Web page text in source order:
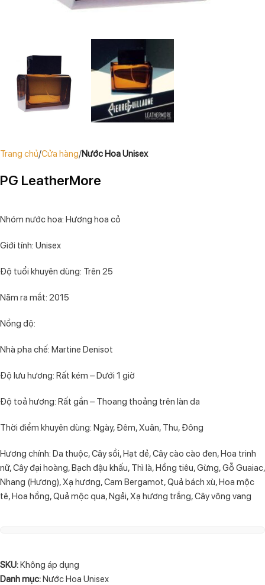
Trang chủ Cửa hàng Nước Hoa Unisex
PG LeatherMore
Nhóm nước hoa: Hương hoa cỏ
Giới tính: Unisex
Độ tuổi khuyên dùng: Trên 25
Năm ra mắt: 2015
Nồng độ:
Nhà pha chế: Martine Denisot
Độ lưu hương: Rất kém – Dưới 1 giờ
Độ toả hương: Rất gần – Thoang thoảng trên làn da
Thời điểm khuyên dùng: Ngày, Đêm, Xuân, Thu, Đông
Hương chính: Da thuộc, Cây sồi, Hạt dẻ, Cây cào cào đen, Hoa trinh
nữ, Cây đại hoàng, Bạch đậu khấu, Thì là, Hồng tiêu, Gừng, Gỗ Guaiac,
Nhang (Hương), Xạ hương, Cam Bergamot, Quả bách xù, Hoa mộc
tê, Hoa hồng, Quả mộc qua, Ngải, Xạ hương trắng, Cây vông vang
SKU:Không áp dụng
Danh mục:Nước Hoa Unisex